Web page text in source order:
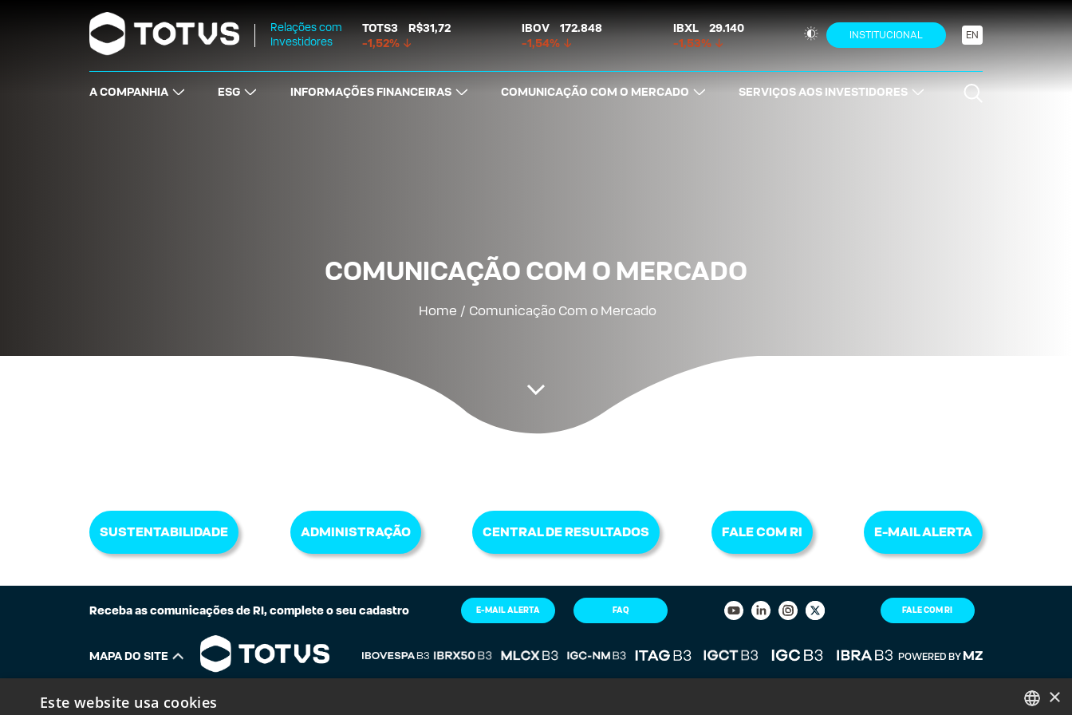
Relações com
Investidores
TOTS3
R$31,72
-1,52%
IBOV
172.848
-1,54%
IBXL
29.140
-1,53%
INSTITUCIONAL EN
A COMPANHIA ESG INFORMAÇÕES FINANCEIRAS COMUNICAÇÃO COM O MERCADO SERVIÇOS AOS INVESTIDORES
COMUNICAÇÃO COM O MERCADO
Home / Comunicação Com o Mercado
SUSTENTABILIDADE ADMINISTRAÇÃO CENTRAL DE RESULTADOS FALE COM RI E-MAIL ALERTA
Receba as comunicações de RI, complete o seu cadastro E-MAIL ALERTA FAQ FALE COM RI
MAPA DO SITE POWERED BY MZ
×
Este website usa cookies